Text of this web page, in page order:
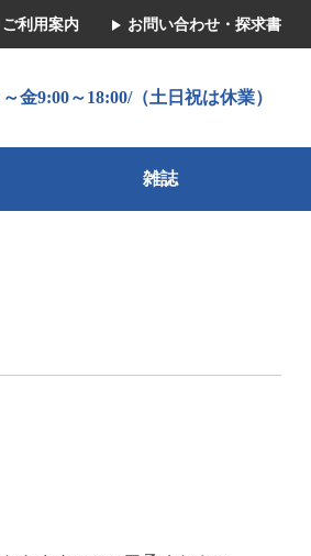
ご利用案内 お問い合わせ・探求書
～金9:00～18:00/（土日祝は休業）
雑誌